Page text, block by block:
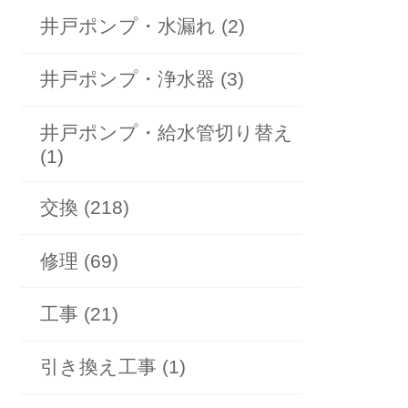
井戸ポンプ・水漏れ (2)
井戸ポンプ・浄水器 (3)
井戸ポンプ・給水管切り替え
(1)
交換 (218)
修理 (69)
工事 (21)
引き換え工事 (1)